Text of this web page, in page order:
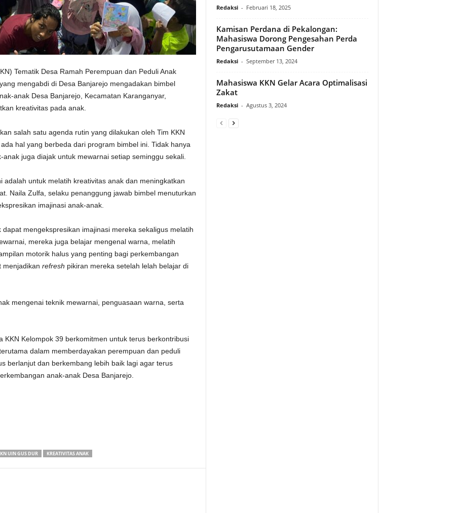
Tematik Desa Ramah Perempuan dan Peduli Anak
mengabdi di Desa Banjarejo mengadakan bimbel
anak Desa Banjarejo, Kecamatan Karanganyar,
kreativitas pada anak.
salah satu agenda rutin yang dilakukan oleh Tim KKN
hal yang berbeda dari program bimbel ini. Tidak hanya
juga diajak untuk mewarnai setiap seminggu sekali.
adalah untuk melatih kreativitas anak dan meningkatkan
Naila Zulfa, selaku penanggung jawab bimbel menuturkan
imajinasi anak-anak.
mengekspresikan imajinasi mereka sekaligus melatih
mereka juga belajar mengenal warna, melatih
motorik halus yang penting bagi perkembangan
menjadikan refresh pikiran mereka setelah lelah belajar di
mengenai teknik mewarnai, penguasaan warna, serta
KKN Kelompok 39 berkomitmen untuk terus berkontribusi
dalam memberdayakan perempuan dan peduli
berlanjut dan berkembang lebih baik lagi agar terus
anak-anak Desa Banjarejo.
UIN GUS DUR KREATIVITAS ANAK
Redaksi - Februari 18, 2025
Kamisan Perdana di Pekalongan:
Mahasiswa Dorong Pengesahan Perda
Pengarusutamaan Gender
Redaksi - September 13, 2024
Mahasiswa KKN Gelar Acara Optimalisasi
Zakat
Redaksi - Agustus 3, 2024